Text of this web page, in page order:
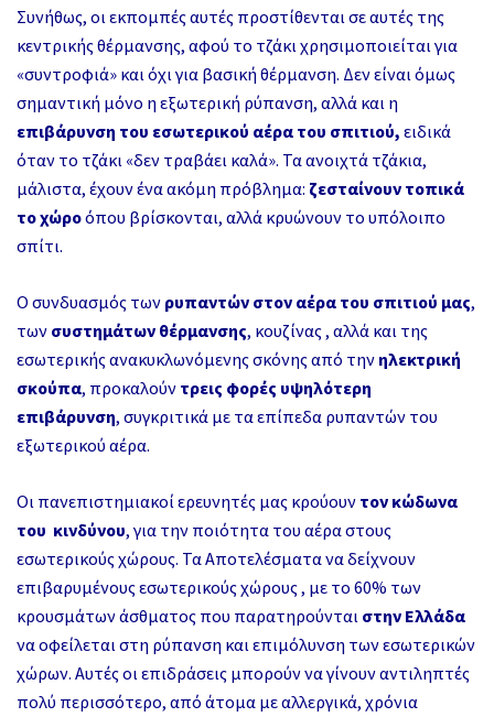
Συνήθως, οι εκπομπές αυτές προστίθενται σε αυτές της
κεντρικής θέρμανσης, αφού το τζάκι χρησιμοποιείται για
«συντροφιά» και όχι για βασική θέρμανση. Δεν είναι όμως
σημαντική μόνο η εξωτερική ρύπανση, αλλά και η
επιβάρυνση του εσωτερικού αέρα του σπιτιού, ειδικά
όταν το τζάκι «δεν τραβάει καλά». Τα ανοιχτά τζάκια,
μάλιστα, έχουν ένα ακόμη πρόβλημα: ζεσταίνουν τοπικά
το χώροόπου βρίσκονται, αλλά κρυώνουν το υπόλοιπο
σπίτι.
Ο συνδυασμός των ρυπαντών στον αέρα του σπιτιού μας,
των συστημάτων θέρμανσης, κουζίνας , αλλά και της
εσωτερικής ανακυκλωνόμενης σκόνης από τηνηλεκτρική
σκούπα, προκαλούν τρεις φορές υψηλότερη
επιβάρυνση, συγκριτικά με τα επίπεδα ρυπαντών του
εξωτερικού αέρα.
Οι πανεπιστημιακοί ερευνητές μας κρούουν τον κώδωνα
του κινδύνου, για την ποιότητα του αέρα στους
εσωτερικούς χώρους. Τα Αποτελέσματα να δείχνουν
επιβαρυμένους εσωτερικούς χώρους , με το 60% των
κρουσμάτων άσθματος που παρατηρούνται στην Ελλάδα
να οφείλεται στη ρύπανση και επιμόλυνση των εσωτερικών
χώρων. Αυτές οι επιδράσεις μπορούν να γίνουν αντιληπτές
πολύ περισσότερο, από άτομα με αλλεργικά, χρόνια